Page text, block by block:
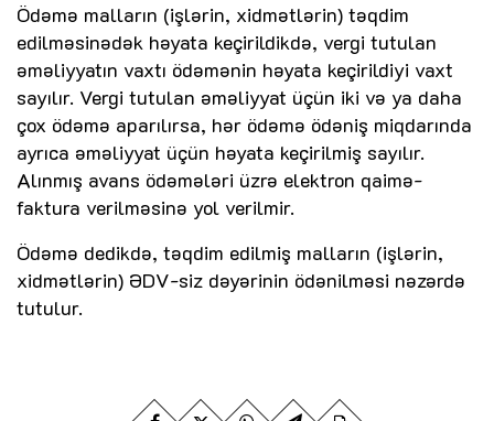
Ödəmə malların (işlərin, xidmətlərin) təqdim
edilməsinədək həyata keçirildikdə, vergi tutulan
əməliyyatın vaxtı ödəmənin həyata keçirildiyi vaxt
sayılır. Vergi tutulan əməliyyat üçün iki və ya daha
çox ödəmə aparılırsa, hər ödəmə ödəniş miqdarında
ayrıca əməliyyat üçün həyata keçirilmiş sayılır.
Alınmış avans ödəmələri üzrə elektron qaimə-
faktura verilməsinə yol verilmir.
Ödəmə dedikdə, təqdim edilmiş malların (işlərin,
xidmətlərin) ƏDV-siz dəyərinin ödənilməsi nəzərdə
tutulur.